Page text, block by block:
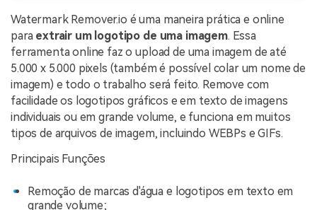
Watermark Remover.io é uma maneira prática e online
para extrair um logotipo de uma imagem. Essa
ferramenta online faz o upload de uma imagem de até
5.000 x 5.000 pixels (também é possível colar um nome de
imagem) e todo o trabalho será feito. Remove com
facilidade os logotipos gráficos e em texto de imagens
individuais ou em grande volume, e funciona em muitos
tipos de arquivos de imagem, incluindo WEBPs e GIFs.
Principais Funções
Remoção de marcas d'água e logotipos em texto em
grande volume;